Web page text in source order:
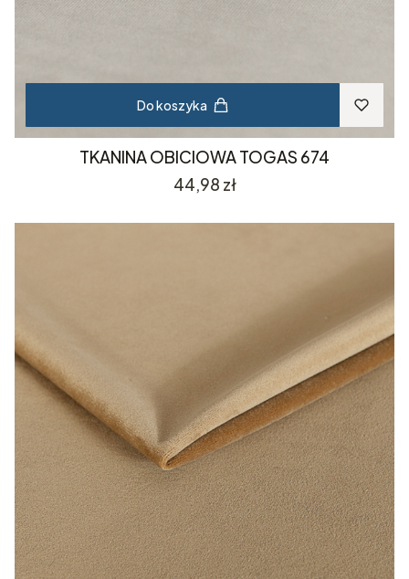
Do koszyka
TKANINA OBICIOWA TOGAS 674
Cena
44,98 zł